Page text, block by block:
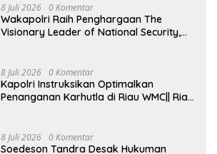
8 Juli 2026 0 Komentar
Wakapolri Raih Penghargaan The
Visionary Leader of National Security,
8 Juli 2026 0 Komentar
Kapolri Instruksikan Optimalkan
Penanganan Karhutla di Riau WMC|| Riau
jajarannya untuk mengoptimalkan
penanganan kebakaran hutan dan
8 Juli 2026 0 Komentar
Soedeson Tandra Desak Hukuman